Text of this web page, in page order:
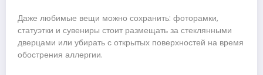
Даже любимые вещи можно сохранить: фоторамки,
статуэтки и сувениры стоит размещать за стеклянными
дверцами или убирать с открытых поверхностей на время
обострения аллергии.